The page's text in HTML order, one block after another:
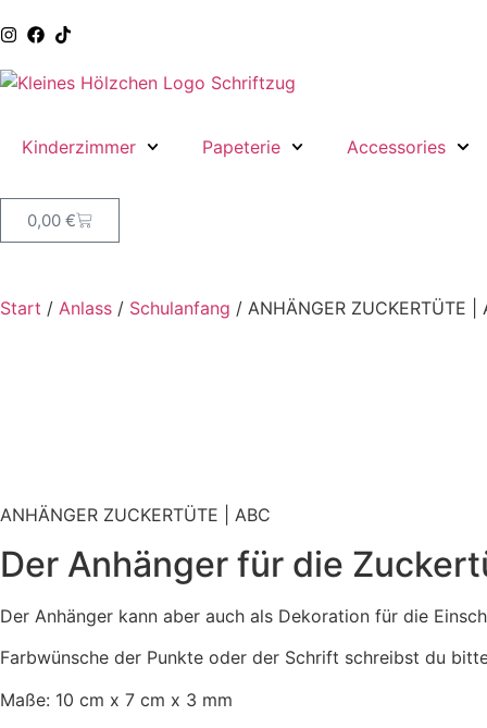
Kinderzimmer Papeterie Accessories
0,00 €
Start / Anlass / Schulanfang / ANHÄNGER ZUCKERTÜTE |
ANHÄNGER ZUCKERTÜTE | ABC
Der Anhänger für die
Der Anhänger kann aber auch als Dekoration für die
Farbwünsche der Punkte oder der Schrift schreibst du
Maße: 10 cm x 7 cm x 3 mm